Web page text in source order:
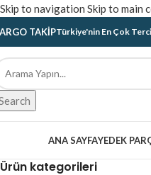
Skip to navigation Skip to main
TAKIPTürkiye'nin En Çok
ANA SAYFAYEDEK
Ürün kategorileri